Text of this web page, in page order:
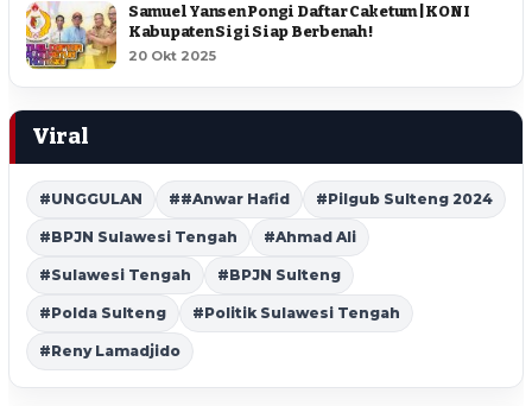
Samuel Yansen Pongi Daftar Caketum | KONI
Kabupaten Sigi Siap Berbenah !
20 Okt 2025
Viral
#UNGGULAN ##Anwar Hafid #Pilgub Sulteng 2024
#BPJN Sulawesi Tengah #Ahmad Ali
#Sulawesi Tengah #BPJN Sulteng
#Polda Sulteng #Politik Sulawesi Tengah
#Reny Lamadjido